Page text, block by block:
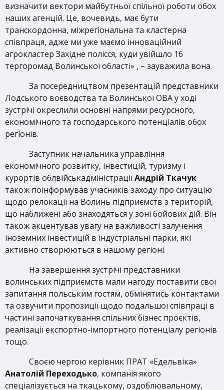
визначити вектори майбутньої спільної роботи обох
наших агенцій. Це, вочевидь, має бути
транскордонна, міжрегіональна та кластерна
співпраця, адже ми уже маємо інноваційний
агрокластер Західне полісся, куди увійшло 16
тергоромад Волинської області» , – зауважила вона.
За посередництвом презентацій представники
Лодського воєводства та Волинської ОВА у ході
зустрічі окреслили основні напрями ресурсного,
економічного та господарського потенціалів обох
регіонів.
Заступник начальника управління
економічного розвитку, інвестицій, туризму і
курортів облвійськадміністраціїАндрій Ткачук
також поінформував учасників заходу про ситуацію
щодо релокації на Волинь підприємств з територій,
що наближені або знаходяться у зоні бойових дій. Він
також акцентував увагу на важливості залучення
іноземних інвестицій в індустріальні парки, які
активно створюються в нашому регіоні.
На завершення зустрічі представники
волинських підприємств мали нагоду поставити свої
запитання польським гостям, обмінятись контактами
та озвучити пропозиції щодо подальшої співпраці в
частині започаткування спільних бізнес проєктів,
реалізації експортно-імпортного потенціалу регіонів
тощо.
Своєю чергою керівник ПРАТ «Едельвіка»
Анатолій Переходько, компанія якого
спеціалізується на ткацькому, оздоблювальному,